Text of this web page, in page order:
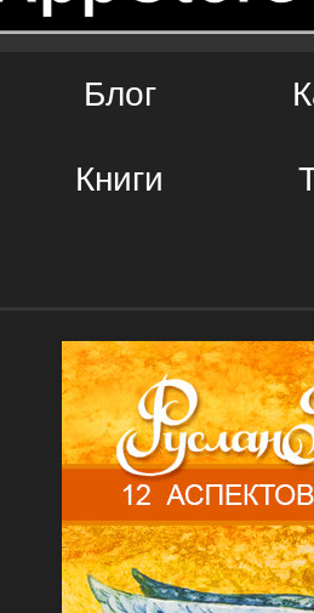
Блог
Книги